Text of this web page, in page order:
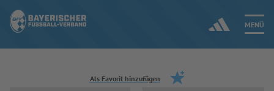
MENÜ
Jetzt einloggen
Als Favorit hinzufügen